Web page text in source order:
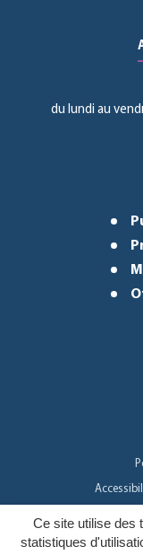
Ce site utilise des
statistiques
du lundi au